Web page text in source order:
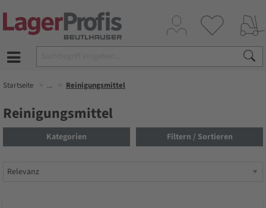
Startseite ... Reinigungsmittel
Reinigungsmittel
Kategorien Filtern / Sortieren